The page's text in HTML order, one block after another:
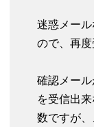
迷惑メー
ので、再度
確認メー
を受信出
数ですが、